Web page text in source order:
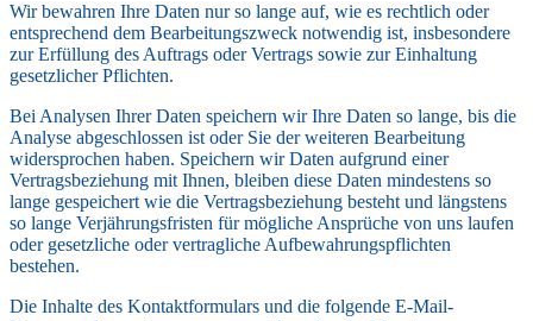
Wir bewahren Ihre Daten nur so lange auf, wie es rechtlich oder
entsprechend dem Bearbeitungszweck notwendig ist, insbesondere
zur Erfüllung des Auftrags oder Vertrags sowie zur Einhaltung
gesetzlicher Pflichten.
Bei Analysen Ihrer Daten speichern wir Ihre Daten so lange, bis die
Analyse abgeschlossen ist oder Sie der weiteren Bearbeitung
widersprochen haben. Speichern wir Daten aufgrund einer
Vertragsbeziehung mit Ihnen, bleiben diese Daten mindestens so
lange gespeichert wie die Vertragsbeziehung besteht und längstens
so lange Verjährungsfristen für mögliche Ansprüche von uns laufen
oder gesetzliche oder vertragliche Aufbewahrungspflichten
bestehen.
Die Inhalte des Kontaktformulars und die folgende E-Mail-